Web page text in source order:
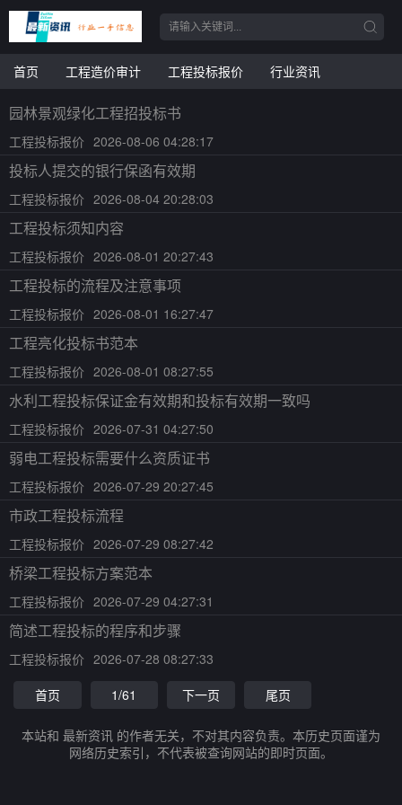
首页 工程造价审计 工程投标报价 行业资讯
园林景观绿化工程招投标书
工程投标报价 2026-08-06 04:28:17
投标人提交的银行保函有效期
工程投标报价 2026-08-04 20:28:03
工程投标须知内容
工程投标报价 2026-08-01 20:27:43
工程投标的流程及注意事项
工程投标报价 2026-08-01 16:27:47
工程亮化投标书范本
工程投标报价 2026-08-01 08:27:55
水利工程投标保证金有效期和投标有效期一致吗
工程投标报价 2026-07-31 04:27:50
弱电工程投标需要什么资质证书
工程投标报价 2026-07-29 20:27:45
市政工程投标流程
工程投标报价 2026-07-29 08:27:42
桥梁工程投标方案范本
工程投标报价 2026-07-29 04:27:31
简述工程投标的程序和步骤
工程投标报价 2026-07-28 08:27:33
首页
1/61 下一页 尾页
本站和 最新资讯 的作者无关，不对其内容负责。本历史页面谨为
网络历史索引，不代表被查询网站的即时页面。